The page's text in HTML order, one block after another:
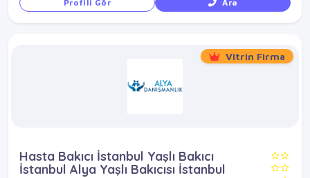
Profili Gör Ara
Vitrin Firma
Hasta Bakıcı İstanbul Yaşlı Bakıcı
İstanbul Alya Yaşlı Bakıcısı İstanbul